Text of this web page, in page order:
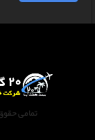
تمامی